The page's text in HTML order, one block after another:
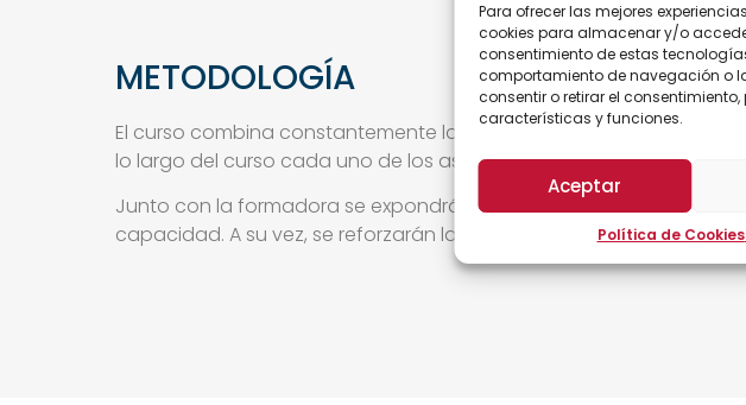
Para ofrecer las mejores
cookies para almacenar y/o
consentimiento de estas
comportamiento de navegación o
consentir o retirar el
características y funciones.
Aceptar
Política de Cookies
METODOLOGÍA
El curso combina constantemente la formación teórica con
lo largo del curso cada uno de los asistentes preparará una
Junto con la formadora se expondrá y analizará el trabajo
capacidad. A su vez, se reforzarán las debilidades que queden